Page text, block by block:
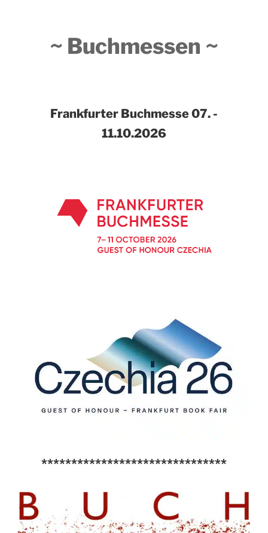
~ Buchmessen ~
Frankfurter Buchmesse07. -
11.10.2026
*******************************